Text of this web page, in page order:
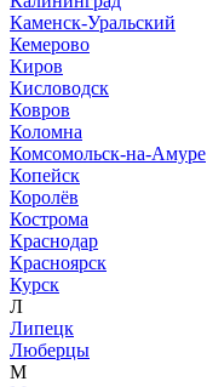
Каменск-Уральский
Кемерово
Киров
Кисловодск
Ковров
Коломна
Комсомольск-на-Амуре
Копейск
Королёв
Кострома
Краснодар
Красноярск
Курск
Л
Липецк
Люберцы
М